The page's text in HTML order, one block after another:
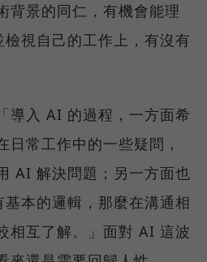
背景的同仁，有機會能理
視自己的工作上，有沒有
導入 AI 的過程，一方面希
日常工作中的一些疑問，
AI 解決問題；另一方面也
本的邏輯，那麼在溝通相
相互了解。」面對 AI 這波